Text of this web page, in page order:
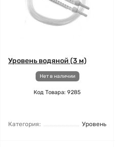
Уровень водяной (3 м)
Нет в наличии
Код Товара: 9285
Категория: Уровень